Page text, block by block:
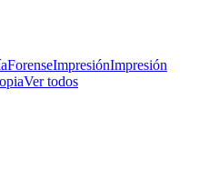
ForenseImpresiónImpresión
Ver todos